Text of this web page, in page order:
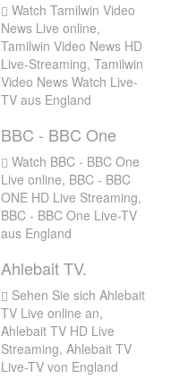
Watch Tamilwin Video
News Live online,
Tamilwin Video News HD
Live-Streaming, Tamilwin
Video News Watch Live-
TV aus England
BBC - BBC One
Watch BBC - BBC One
Live online, BBC - BBC
ONE HD Live Streaming,
BBC - BBC One Live-TV
aus England
Ahlebait TV.
Sehen Sie sich Ahlebait
TV Live online an,
Ahlebait TV HD Live
Streaming, Ahlebait TV
Live-TV von England